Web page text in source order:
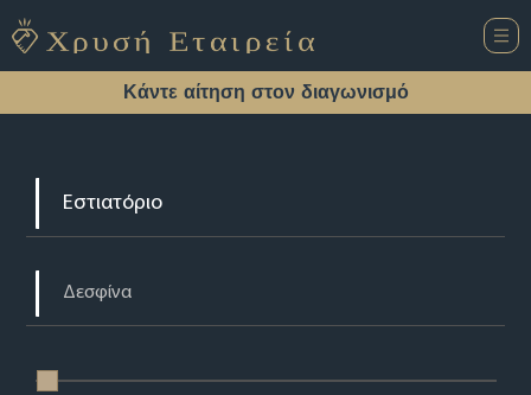
Κάντε αίτηση στον διαγωνισμό